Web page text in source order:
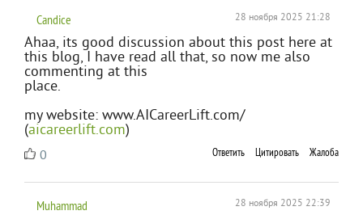
Candice 28 ноября 2025 21:28
Ahaa, its good discussion about this post here at
this blog, I have read all that, so now me also
commenting at this
place.
my website: www.AICareerLift.com/
(aicareerlift.com)
0 Ответить Цитировать Жалоба
Muhammad 28 ноября 2025 22:39